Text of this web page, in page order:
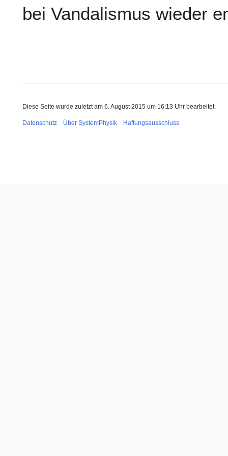
bei Vandalismus wieder
Diese Seite wurde zuletzt am 6. August 2015 um 16:13 Uhr bearbeitet.
Datenschutz Über SystemPhysik Haftungsausschluss